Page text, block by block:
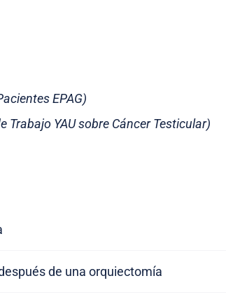
EPAG)
Trabajo YAU sobre Cáncer Testicular)
de una orquiectomía